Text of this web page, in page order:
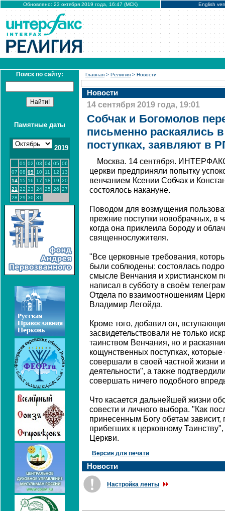
Обновлено: 23 октября 2019 года, 16:47 (МСК) English
Поиск по сайту:
Памятные даты
2019
01 02 03 04 05 06
07 08 09 10 11 12
13
14 15 16 17 18 19 20
21 22 23 24 25 26 27
28 29 30 31
Главная > Религия > Новости
Новости
14 сентября 2019 года, 19:01
Собчак и Богомолов
письменно раскаялись
поступках, заявляют в
Москва. 14 сентября.
церкви предприняли попытку
венчанием Ксении Собчак и
состоялось накануне.
Поводом для возмущения
прежние поступки новобрачных, в
когда она приклеила бороду и
священнослужителя.
"Все церковные требования,
были соблюдены: состоялась
смысле Венчания и христианском
написал в субботу в своём
Отдела по взаимоотношениям
Владимир Легойда.
Кроме того, добавил он,
засвидетельствовали не только
таинством Венчания, но и
кощунственных поступках,
совершали в своей частной жизни
деятельности", а также
совершать ничего подобного
Что касается дальнейшей жизни
совести и личного выбора. "Как
принесенным Богу обетам
прибегших к церковному
Церкви.
Версия для печати
Новости
Настройка ленты